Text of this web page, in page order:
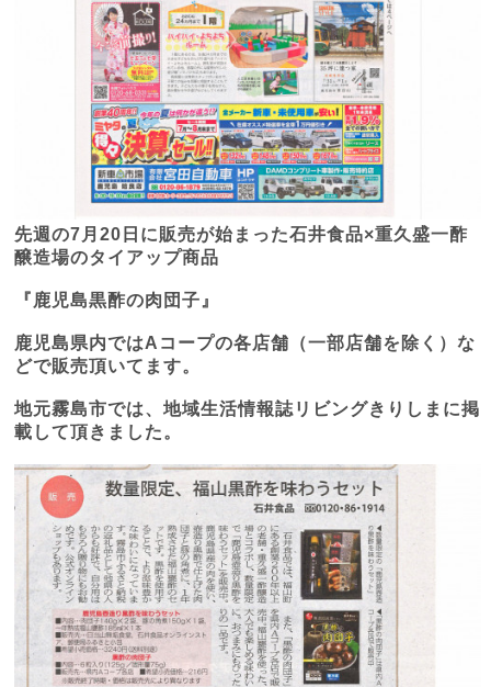
先週の7 月20 日に販売が始まった石井食品×重久盛一酢
醸造場のタイアップ商品
『鹿児島黒酢の肉団子』
鹿児島県内ではA コープの各店舗（一部店舗を除く）な
どで販売頂いてます。
地元霧島市では、地域生活情報誌リビングきりしまに掲
載して頂きました。